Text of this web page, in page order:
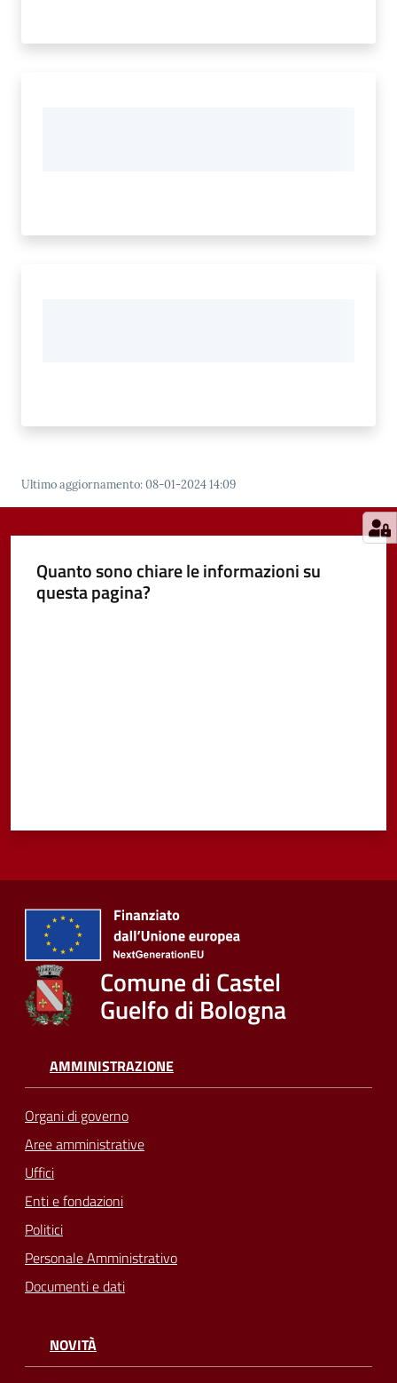
Ultimo aggiornamento:08-01-2024 14:09
Quanto sono chiare le informazioni su
questa pagina?
Comune di Castel
Guelfo di Bologna
AMMINISTRAZIONE
Organi di governo
Aree amministrative
Uffici
Enti e fondazioni
Politici
Personale Amministrativo
Documenti e dati
NOVITÀ